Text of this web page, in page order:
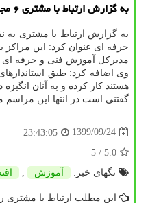
به گزارش ارتباط با مشتری ۶ مجوز جوار کارگاهی و بین کارگاهی در اداره کل آموزش فنی و حرفه ای استان تهران جهت ارتقای مهارت کارمندان، اعطا شد.
به گزارش ارتباط با مشتری به
حرفه ای عنوان کرد: این مراکز
مدیرکل آموزش فنی و حرفه ای
وی اضافه کرد: طبق
هستند کار کرده و به آنان انگیزه
گفتنی است در انتها این مراسم
1399/09/24
23:43:05
5.0
/ 5
تگهای خبر:
آموزش ,
این مطلب ارتباط با مشتری